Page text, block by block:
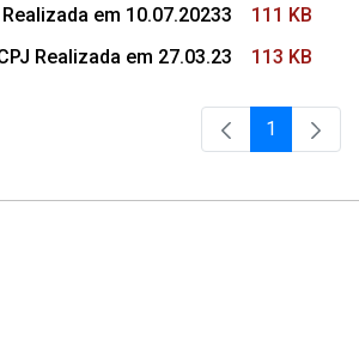
em 10.07.20233
111 KB
Realizada em 27.03.23
113 KB
Página
1